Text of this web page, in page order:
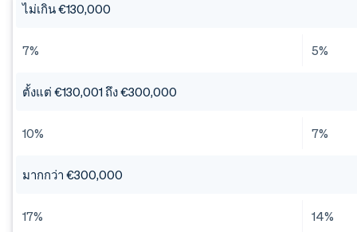
ไม่เกิน €130,000
7% 5%
ตั้งแต่ €130,001 ถึง €300,000
10% 7%
มากกว่า €300,000
17% 14%